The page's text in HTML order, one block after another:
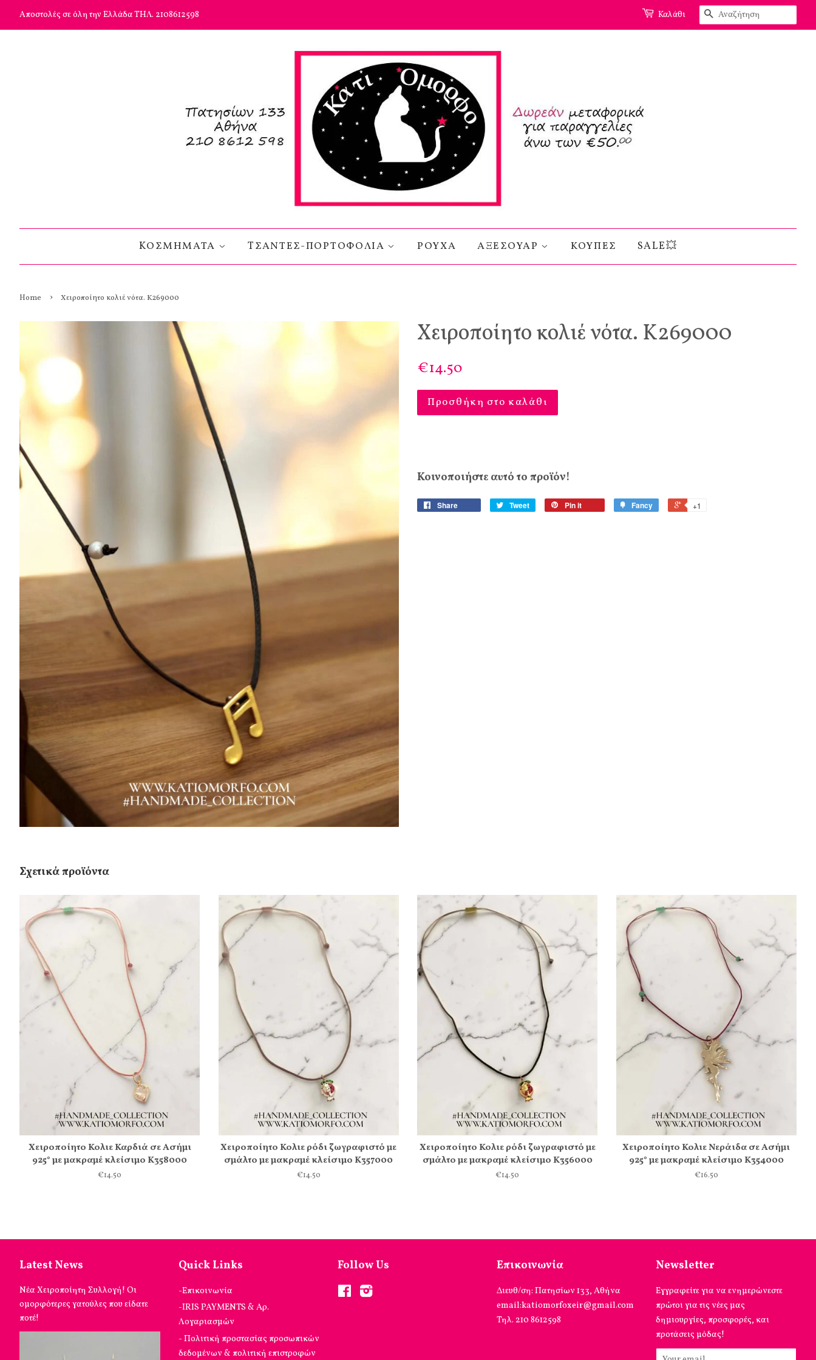
Αποστολές σε όλη την Ελλάδα ΤΗΛ. 2108612598 Καλάθι Αναζήτηση
KΟΣΜΗΜΑΤΑ TΣΑΝΤΕΣ-ΠΟΡΤΟΦΟΛΙΑ ΡΟΥΧΑ ΑΞΕΣΟΥΑΡ ΚΟΥΠΕΣ SALE💥
Home › Χειροποίητο κολιέ νότα. Κ269000
Χειροποίητο κολιέ νότα. Κ269000
€14.50
Προσθήκη στο καλάθι
Κοινοποιήστε αυτό το προϊόν!
Share Tweet Pin it Fancy +1
Σχετικά προϊόντα
Χειροποίητο Κολιε Καρδιά σε Ασήμι
925° με μακραμέ κλείσιμο Κ358000
€14.50
Χειροποίητο Κολιε ρόδι ζωγραφιστό με
σμάλτο με μακραμέ κλείσιμο Κ357000
€14.50
Χειροποίητο Κολιε ρόδι ζωγραφιστό με
σμάλτο με μακραμέ κλείσιμο Κ356000
€14.50
Χειροποίητο Κολιε Νεράιδα σε Ασήμι
925° με μακραμέ κλείσιμο Κ354000
€16.50
Latest News
Νέα Χειροποίητη Συλλογή! Οι
ομορφότερες γατούλες που είδατε
ποτέ!
Quick Links
-Επικοινωνία
-IRIS PAYMENTS & Αρ.
Λογαριασμών
- Πολιτική προστασίας προσωπικών
δεδομένων & πολιτική επιστροφών
Follow Us
Facebook
Επικοινωνία
Διευθ/ση: Πατησίων 133, Αθήνα
email:katiomorfoxeir@gmail.com
Τηλ. 210 8612598
Newsletter
Εγγραφείτε για να ενημερώνεστε
πρώτοι για τις νέες μας
δημιουργίες, προσφορές, και
προτάσεις μόδας!